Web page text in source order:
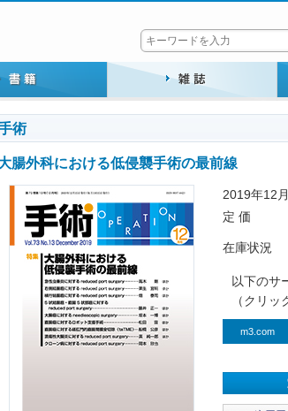
術
腸外科における低侵襲手術の最前線
2019年12
定 価
在庫状況
以下のサ
（クリ
m3.com